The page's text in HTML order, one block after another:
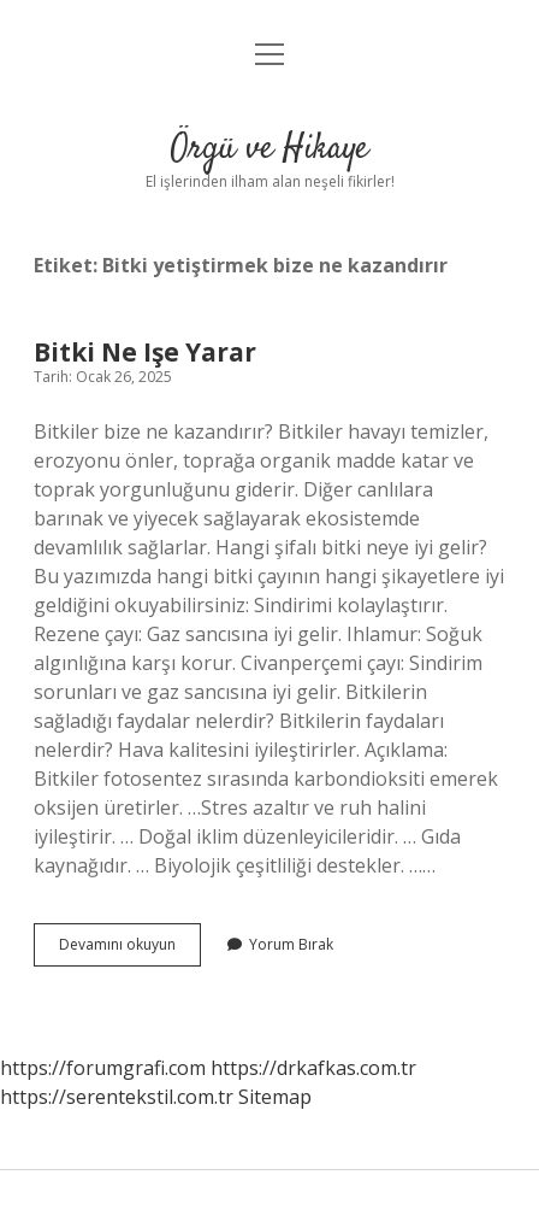
Anasayfa
Yasal Uyarı
menüyü
Örgü ve Hikaye
El işlerinden ilham alan neşeli fikirler!
Etiket: Bitki yetiştirmek bize ne kazandırır
Bitki Ne Işe Yarar
Tarih: Ocak 26, 2025
Bitkiler bize ne kazandırır? Bitkiler havayı temizler,
erozyonu önler, toprağa organik madde katar ve
toprak yorgunluğunu giderir. Diğer canlılara
barınak ve yiyecek sağlayarak ekosistemde
devamlılık sağlarlar. Hangi şifalı bitki neye iyi gelir?
Bu yazımızda hangi bitki çayının hangi şikayetlere iyi
geldiğini okuyabilirsiniz: Sindirimi kolaylaştırır.
Rezene çayı: Gaz sancısına iyi gelir. Ihlamur: Soğuk
algınlığına karşı korur. Civanperçemi çayı: Sindirim
sorunları ve gaz sancısına iyi gelir. Bitkilerin
sağladığı faydalar nelerdir? Bitkilerin faydaları
nelerdir? Hava kalitesini iyileştirirler. Açıklama:
Bitkiler fotosentez sırasında karbondioksiti emerek
oksijen üretirler. …Stres azaltır ve ruh halini
iyileştirir. … Doğal iklim düzenleyicileridir. … Gıda
kaynağıdır. … Biyolojik çeşitliliği destekler. ……
Devamını okuyun
Ne
Yorum Bırak
https://forumgrafi.com https://drkafkas.com.tr
https://serentekstil.com.trSitemap